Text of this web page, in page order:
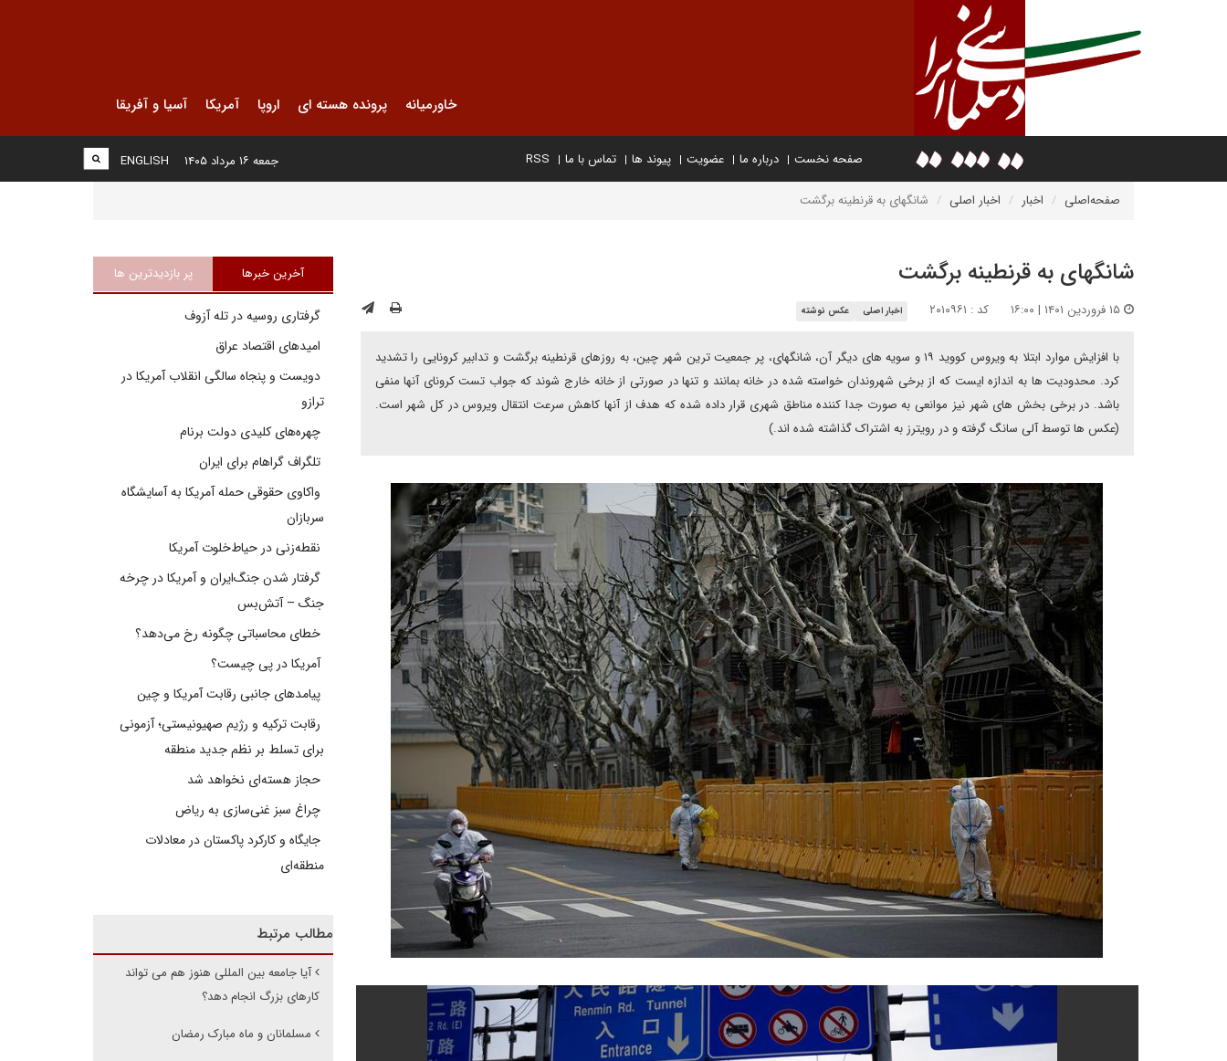
خاورمیانه پرونده هسته ای اروپا آمریکا آسیا و آفریقا
صفحه نخست درباره ما عضویت پیوند ها تماس با ما RSS
ENGLISH جمعه ۱۶ مرداد ۱۴۰۵
صفحه‌اصلی اخبار اخبار اصلی شانگهای به قرنطینه برگشت
شانگهای به قرنطینه برگشت
کد : ۲۰۱۰۹۶۱ اخبار اصلی عکس نوشته
با افزایش موارد ابتلا به ویروس کووید ۱۹ و سویه های دیگر آن، شانگهای، پر جمعیت ترین شهر چین، به روزهای قرنطینه برگشت و تدابیر کرونایی را تشدید
کرد. محدودیت ها به اندازه ایست که از برخی شهروندان خواسته شده در خانه بمانند و تنها در صورتی از خانه خارج شوند که جواب تست کرونای آنها منفی
باشد. در برخی بخش های شهر نیز موانعی به صورت جدا کننده مناطق شهری قرار داده شده که هدف از آنها کاهش سرعت انتقال ویروس در کل شهر است.
(عکس ها توسط آلی سانگ گرفته و در رویترز به اشتراک گذاشته شده اند.)
آخرین خبرها پر بازدیدترین ها
گرفتاری روسیه در تله آزوف
امیدهای اقتصاد عراق
دویست و پنجاه سالگی انقلاب آمریکا در
ترازو
چهره‌های کلیدی دولت برنام
تلگراف گراهام برای ایران
واکاوی حقوقی حمله آمریکا به آسایشگاه
سربازان
نقطه‌زنی در حیاط‌خلوت آمریکا
گرفتار شدن جنگ‌ایران و آمریکا در چرخه
جنگ – آتش‌بس
خطای محاسباتی چگونه رخ می‌دهد؟
آمریکا در پی چیست؟
پیامدهای جانبی رقابت آمریکا و چین
رقابت ترکیه و رژیم صهیونیستی؛ آزمونی
برای تسلط بر نظم جدید منطقه
حجاز هسته‌ای نخواهد شد
چراغ سبز غنی‌سازی به ریاض
جایگاه و کارکرد پاکستان در معادلات
منطقه‌ای
مطالب مرتبط
آیا جامعه بین المللی هنوز هم می تواند
کارهای بزرگ انجام دهد؟
مسلمانان و ماه مبارک رمضان